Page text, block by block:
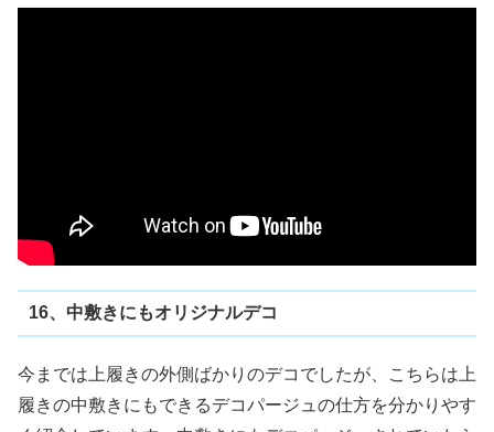
16、中敷きにもオリジナルデコ
今までは上履きの外側ばかりのデコでしたが、こちらは上
履きの中敷きにもできるデコパージュの仕方を分かりやす